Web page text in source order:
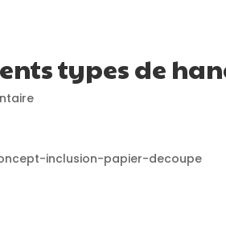
types de